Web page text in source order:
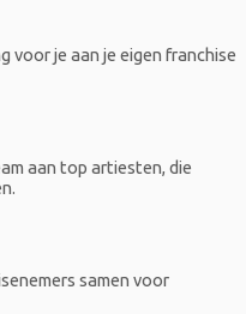
voor je aan je eigen franchise
aan top artiesten, die
samen voor